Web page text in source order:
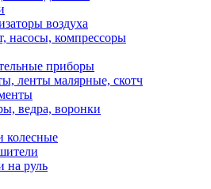
воздуха
насосы, компрессоры
приборы
ленты малярные, скотч
ведра, воронки
колесные
на руль